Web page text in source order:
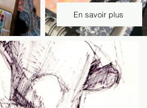
En savoir plus